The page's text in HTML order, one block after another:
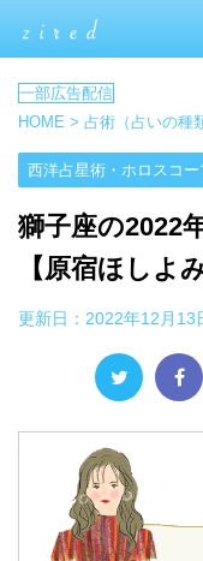
HOME > 占術（占いの種
西洋占星術・ホロスコー
獅子座の2022
【原宿ほしよ
更新日： 2022年12月13